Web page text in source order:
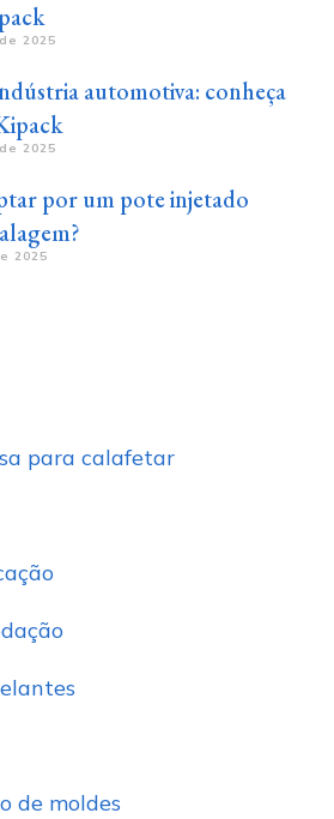
2025
automotiva: conheça
2025
por um pote injetado
2025
para calafetar
de moldes